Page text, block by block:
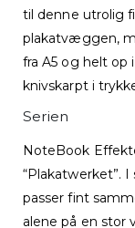
til denne utrolig
plakatvæggen,
fra A5 og helt op
knivskarpt i
Serien
NoteBook
“Plakatwerket”.
passer fint
alene på en stor